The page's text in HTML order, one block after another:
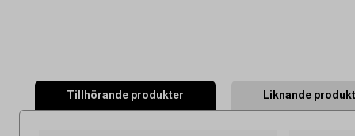
Tillhörande produkter Liknande